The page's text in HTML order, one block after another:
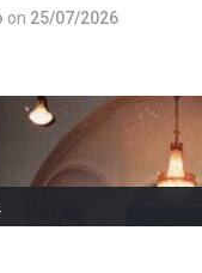
SOCIAIS
on 25/07/2026